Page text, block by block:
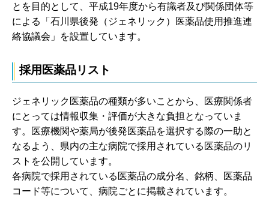
とを目的として、平成19年度から有識者及び関係団体等
による「石川県後発（ジェネリック）医薬品使用推進連
絡協議会」を設置しています。
採用医薬品リスト
ジェネリック医薬品の種類が多いことから、医療関係者
にとっては情報収集・評価が大きな負担となっていま
す。医療機関や薬局が後発医薬品を選択する際の一助と
なるよう、県内の主な病院で採用されている医薬品のリ
ストを公開しています。
各病院で採用されている医薬品の成分名、銘柄、医薬品
コード等について、病院ごとに掲載されています。